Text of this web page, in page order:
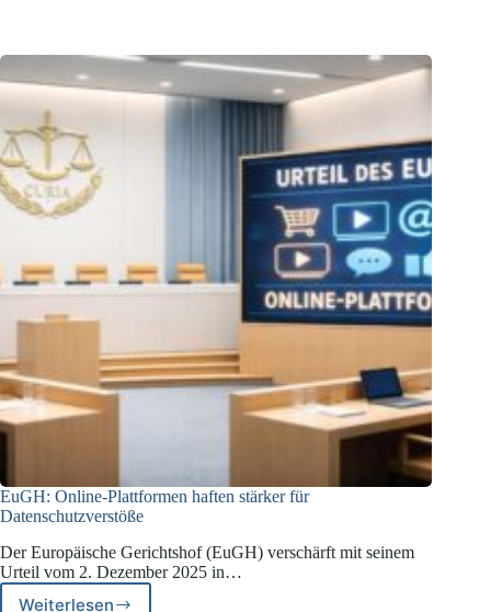
Neue
DSA-
Untersuchung
X
EuGH: Online-Plattformen haften stärker für
Datenschutzverstöße
Der Europäische Gerichtshof (EuGH) verschärft mit seinem
Urteil vom 2. Dezember 2025 in…
Weiterlesen